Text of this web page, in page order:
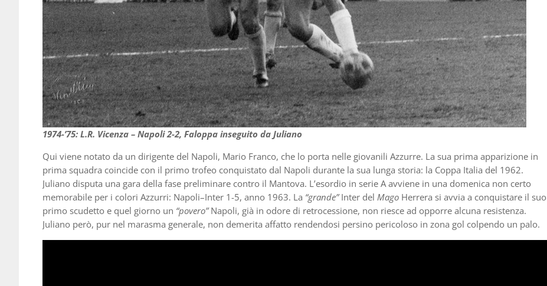
1974-’75: L.R. Vicenza – Napoli 2-2, Faloppa inseguito da Juliano
Qui viene notato da un dirigente del Napoli, Mario Franco, che lo porta nelle giovanili Azzurre. La sua prima apparizione in
prima squadra coincide con il primo trofeo conquistato dal Napoli durante la sua lunga storia: la Coppa Italia del 1962.
Juliano disputa una gara della fase preliminare contro il Mantova. L’esordio in serie A avviene in una domenica non certo
memorabile per i colori Azzurri: Napoli–Inter 1-5, anno 1963. La “grande”Inter del Mago Herrera si avvia a conquistare il suo
primo scudetto e quel giorno un “povero”Napoli, già in odore di retrocessione, non riesce ad opporre alcuna resistenza.
Juliano però, pur nel marasma generale, non demerita affatto rendendosi persino pericoloso in zona gol colpendo un palo.